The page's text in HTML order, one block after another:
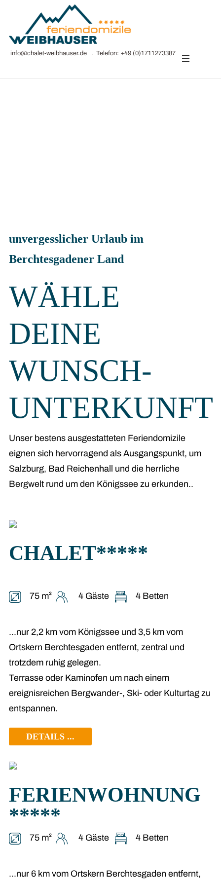
info@chalet-weibhauser.de . Telefon: +49 (0)1711273387
unvergesslicher Urlaub im
Berchtesgadener Land
WÄHLE
DEINE
WUNSCH­
UNTERKUNFT
Unser bestens ausgestatteten Feriendomizile
eignen sich hervorragend als Ausgangspunkt, um
Salzburg, Bad Reichenhall und die herrliche
Bergwelt rund um den Königssee zu erkunden..
CHALET*****
75 m² 4 Gäste 4 Betten
...nur 2,2 km vom Königssee und 3,5 km vom
Ortskern Berchtesgaden entfernt, zentral und
trotzdem ruhig gelegen.
Terrasse oder Kaminofen um nach einem
ereignisreichen Bergwander-, Ski- oder Kulturtag zu
entspannen.
DETAILS ...
FERIEN­WOHNUNG
*****
75 m² 4 Gäste 4 Betten
...nur 6 km vom Ortskern Berchtesgaden entfernt,